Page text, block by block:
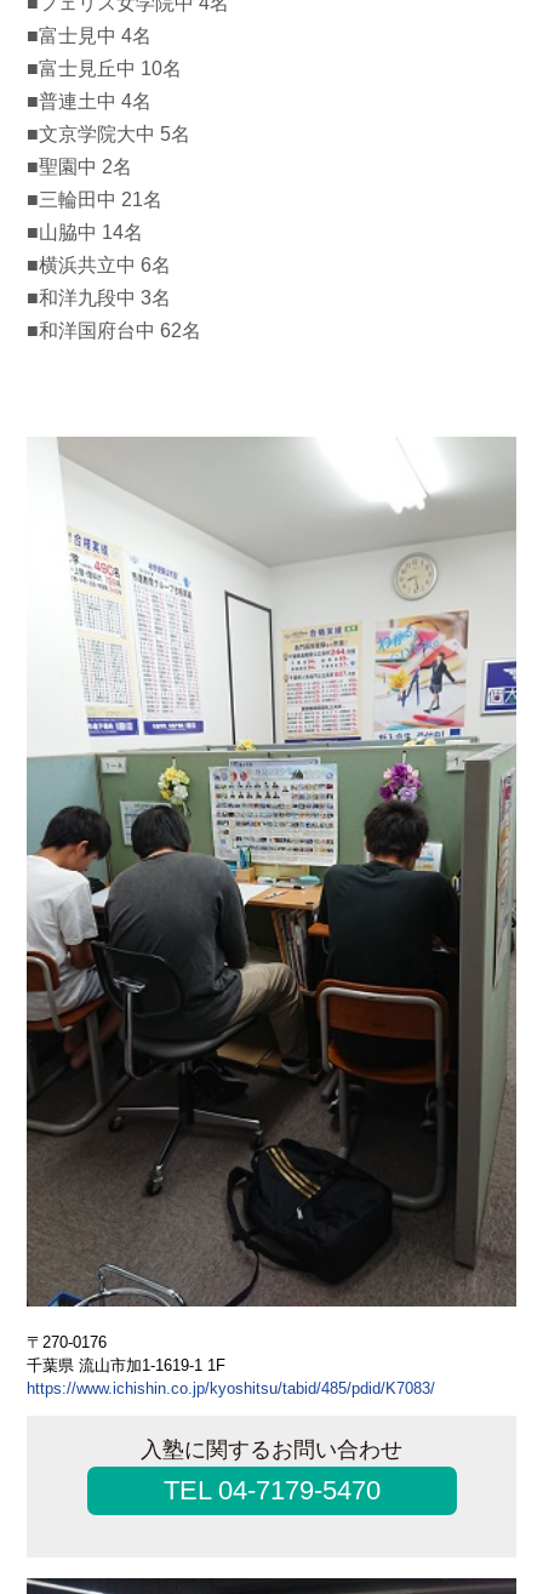
■富士見中 4名
■富士見丘中 10名
■普連土中 4名
■文京学院大中 5名
■聖園中 2名
■三輪田中 21名
■山脇中 14名
■横浜共立中 6名
■和洋九段中 3名
■和洋国府台中 62名
〒270-0176
千葉県 流山市加1-1619-1 1F
https://www.ichishin.co.jp/kyoshitsu/tabid/485/pdid/K7083/
入塾に関するお問い合わせ
TEL 04-7179-5470